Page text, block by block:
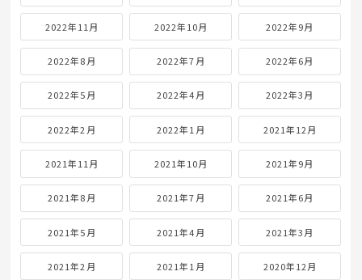
2022年11月 2022年10月 2022年9月
2022年8月 2022年7月 2022年6月
2022年5月 2022年4月 2022年3月
2022年2月 2022年1月 2021年12月
2021年11月 2021年10月 2021年9月
2021年8月 2021年7月 2021年6月
2021年5月 2021年4月 2021年3月
2021年2月 2021年1月 2020年12月